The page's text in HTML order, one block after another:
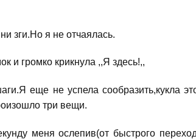
зги.Но я не отчаялась.
и громко крикнула ,,Я здесь!,,
еще не успела сообразить,кукла
три вещи.
меня ослепив(от быстрого